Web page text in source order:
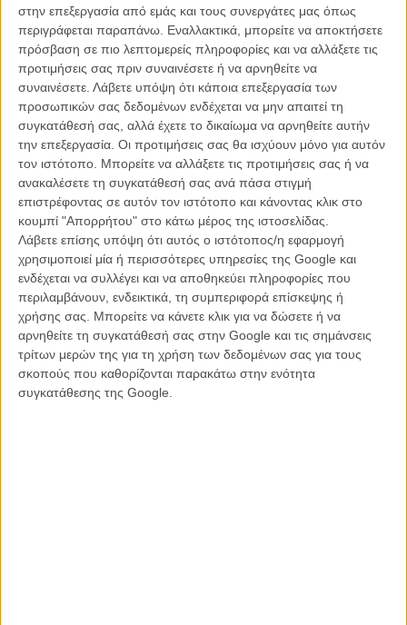
στην επεξεργασία από εμάς και τους συνεργάτες μας όπως
περιγράφεται παραπάνω. Εναλλακτικά, μπορείτε να αποκτήσετε
πρόσβαση σε πιο λεπτομερείς πληροφορίες και να αλλάξετε τις
προτιμήσεις σας πριν συναινέσετε ή να αρνηθείτε να
συναινέσετε. Λάβετε υπόψη ότι κάποια επεξεργασία των
προσωπικών σας δεδομένων ενδέχεται να μην απαιτεί τη
συγκατάθεσή σας, αλλά έχετε το δικαίωμα να αρνηθείτε αυτήν
την επεξεργασία. Οι προτιμήσεις σας θα ισχύουν μόνο για αυτόν
τον ιστότοπο. Μπορείτε να αλλάξετε τις προτιμήσεις σας ή να
ανακαλέσετε τη συγκατάθεσή σας ανά πάσα στιγμή
επιστρέφοντας σε αυτόν τον ιστότοπο και κάνοντας κλικ στο
κουμπί "Απορρήτου" στο κάτω μέρος της ιστοσελίδας.
Λάβετε επίσης υπόψη ότι αυτός ο ιστότοπος/η εφαρμογή
χρησιμοποιεί μία ή περισσότερες υπηρεσίες της Google και
ενδέχεται να συλλέγει και να αποθηκεύει πληροφορίες που
περιλαμβάνουν, ενδεικτικά, τη συμπεριφορά επίσκεψης ή
χρήσης σας. Μπορείτε να κάνετε κλικ για να δώσετε ή να
αρνηθείτε τη συγκατάθεσή σας στην Google και τις σημάνσεις
τρίτων μερών της για τη χρήση των δεδομένων σας για τους
σκοπούς που καθορίζονται παρακάτω στην ενότητα
συγκατάθεσης της Google.
«Μια ανατρεπτική και τρυφερή αλληγορία για τη μητρότητα, την
επιβίωση και την αντίσταση απέναντι στην εξουσία», όπως
αναφέρουν οι δημιουργοί της ταινίας «η "Κότα" αφηγείται την
ιστορία μιας κότας που δραπετεύει από βιομηχανική φάρμα και
βρίσκει καταφύγιο σε μια παλιά ταβέρνα. Εκεί, έρχεται αντιμέτωπη
με την ιεραρχία, προστατεύει τα αυγά της και συγκρούεται με την
ανθρώπινη σκληρότητα — μια παραβολή με χιούμορ και συγκίνηση
που αντικατοπτρίζει την ανθρώπινη κατάσταση μέσα από ζωώδη
ένστικτα και συναισθήματα.»
Η ταινία γυρίστηκε εξ ολοκλήρου στην Ελλάδα, σε συνεργασία με
Ελληνες επαγγελματίες. Την παραγωγή υπογράφουν οι, View
Master Films (Ελλάδα) και Pallas Film -Twenty Twenty Vision
(Γερμανία). Το καστ περιλαμβάνει τους Γιάννη Κοκιασμένο, Μαρία
Διακοπαναγιώτου, Αργύρη Πανταζάρα και Αντώνη Καφετζόπουλο.
Το σενάριο συνυπογράφουν ο ίδιος ο Γιόργκι Πάλφι και η Σοφία
Ρουτκάι, ενώ τη διεύθυνση φωτογραφίας υπογράφει ο Γιώργος
Καρβέλας. Η μουσική είναι του Ζάμπολκς Ζόκε και η καλλιτεχνική